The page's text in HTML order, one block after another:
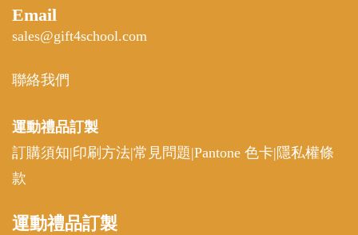
Email
sales@gift4school.com
聯絡我們
運動禮品訂製
訂購須知|印刷方法|常見問題|Pantone 色卡| 隱私權條
款
運動禮品訂製